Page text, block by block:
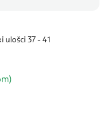
ulošci 37 - 41